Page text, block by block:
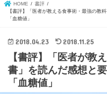
HOME
書評
【書評】「医者が教える食事術・最強の教
「血糖値」
2018.04.23 2018.11.25
【書評】「医者が教
書」を読んだ感想と
「血糖値」